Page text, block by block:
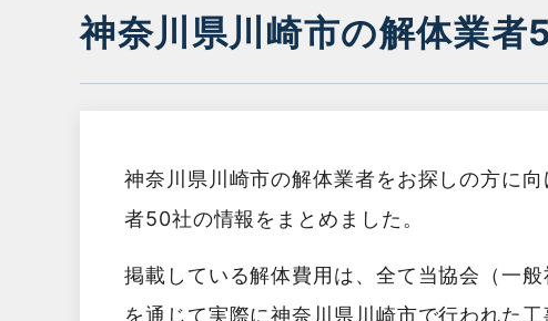
神奈川県川崎市の解体業者
神奈川県川崎市の解体業者をお探しの方に
者50社の情報をまとめました。
掲載している解体費用は、全て当協会（一
を通じて実際に神奈川県川崎市で行われた工